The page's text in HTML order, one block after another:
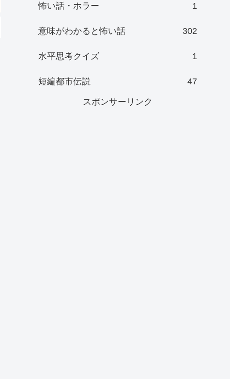
怖い話・ホラー 1
意味がわかると怖い話 302
水平思考クイズ 1
短編都市伝説 47
スポンサーリンク